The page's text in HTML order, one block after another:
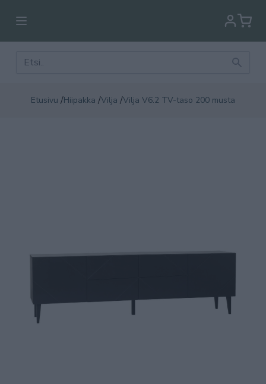
Etusivu /Hiipakka /Vilja /Vilja V6.2 TV-taso 200 musta